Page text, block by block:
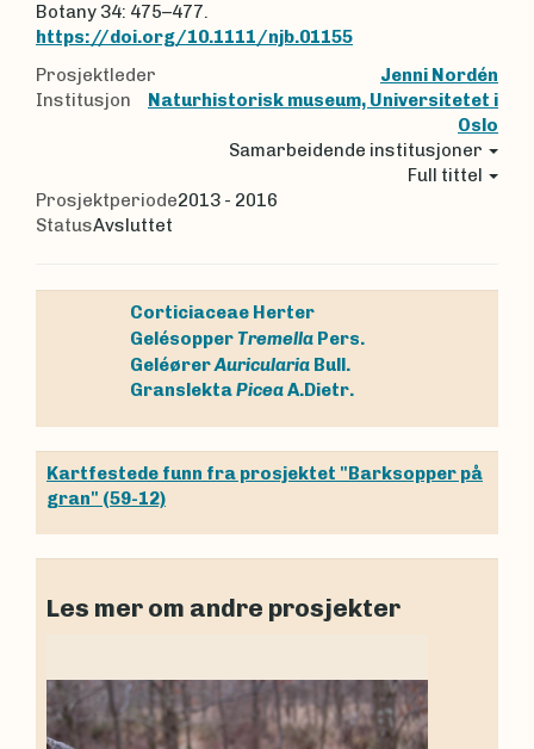
Botany 34: 475–477.
https://doi.org/10.1111/njb.01155
Prosjektleder
Jenni Nordén
Institusjon
Naturhistorisk museum, Universitetet i
Oslo
Samarbeidende institusjoner
Full tittel
Prosjektperiode2013 - 2016
StatusAvsluttet
Corticiaceae Herter
GelésopperTremella Pers.
GeléørerAuricularia Bull.
GranslektaPiceaA.Dietr.
Kartfestede funn fra prosjektet "Barksopper på
gran" (59-12)
Les mer om andre prosjekter